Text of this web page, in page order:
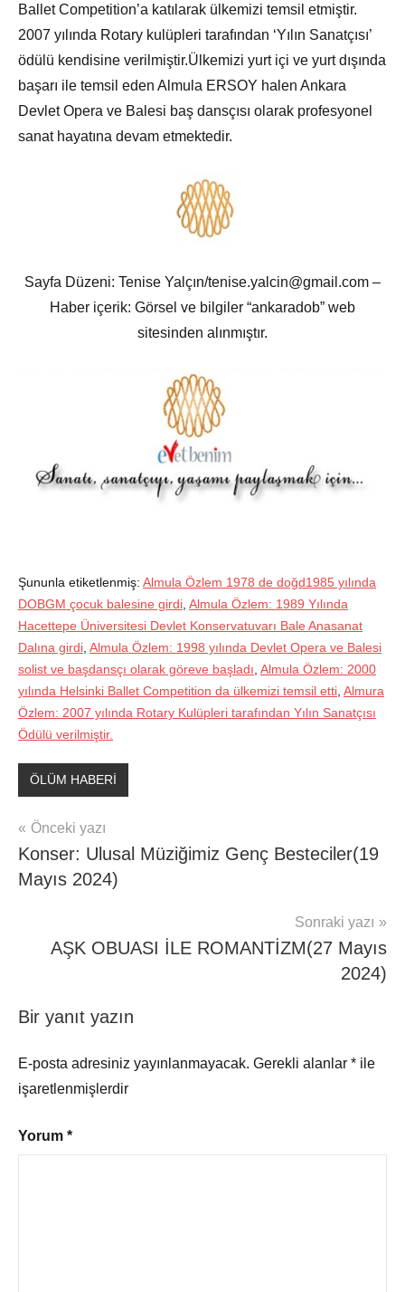
Ballet Competition’a katılarak ülkemizi temsil etmiştir.
2007 yılında Rotary kulüpleri tarafından ‘Yılın Sanatçısı’
ödülü kendisine verilmiştir.Ülkemizi yurt içi ve yurt dışında
başarı ile temsil eden Almula ERSOY halen Ankara
Devlet Opera ve Balesi baş dansçısı olarak profesyonel
sanat hayatına devam etmektedir.
Sayfa Düzeni: Tenise Yalçın/tenise.yalcin@gmail.com –
Haber içerik: Görsel ve bilgiler “ankaradob” web
sitesinden alınmıştır.
Şununla etiketlenmiş: Almula Özlem 1978 de doğd1985 yılında
DOBGM çocuk balesine girdi Almula Özlem: 1989 Yılında
Hacettepe Üniversitesi Devlet Konservatuvarı Bale Anasanat
Dalına girdi Almula Özlem: 1998 yılında Devlet Opera ve Balesi
solist ve başdansçı olarak göreve başladı Almula Özlem: 2000
yılında Helsinki Ballet Competition da ülkemizi temsil etti Almura
Özlem: 2007 yılında Rotary Kulüpleri tarafından Yılın Sanatçısı
Ödülü verilmiştir.
ÖLÜM HABERİ
Yazı
gezinmesi
Önceki yazı
Konser: Ulusal Müziğimiz Genç Besteciler(19
Mayıs 2024)
Sonraki yazı
AŞK OBUASI İLE ROMANTİZM(27 Mayıs
2024)
Bir yanıt yazın
E-posta adresiniz yayınlanmayacak. Gerekli alanlar * ile
işaretlenmişlerdir
Yorum *